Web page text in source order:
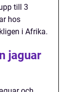
till 3
hos
i Afrika.
jaguar